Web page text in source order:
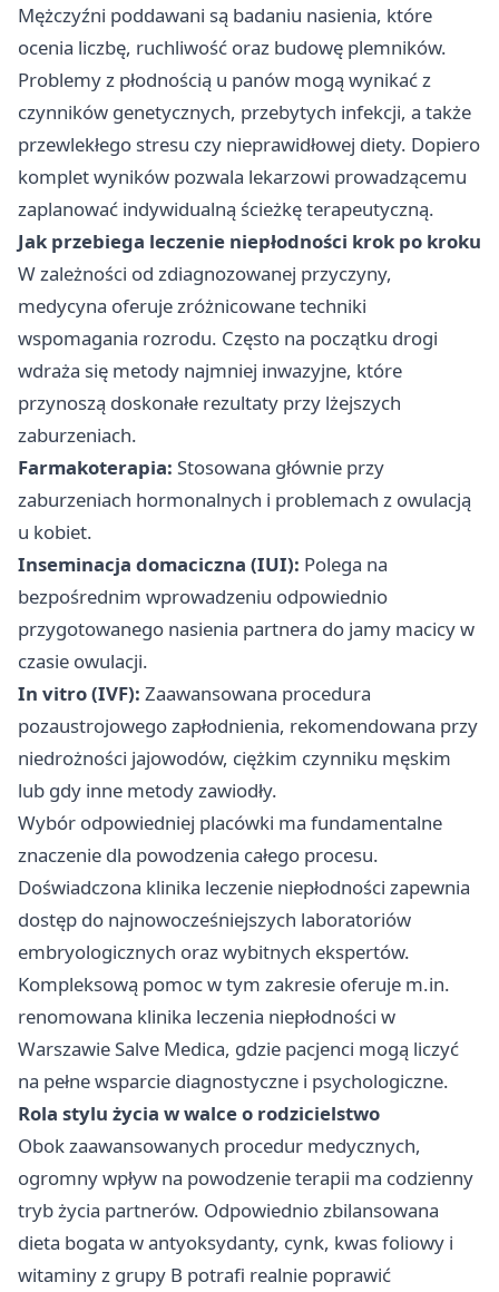
Mężczyźni poddawani są badaniu nasienia, które
ocenia liczbę, ruchliwość oraz budowę plemników.
Problemy z płodnością u panów mogą wynikać z
czynników genetycznych, przebytych infekcji, a także
przewlekłego stresu czy nieprawidłowej diety. Dopiero
komplet wyników pozwala lekarzowi prowadzącemu
zaplanować indywidualną ścieżkę terapeutyczną.
Jak przebiega leczenie niepłodności krok po kroku
W zależności od zdiagnozowanej przyczyny,
medycyna oferuje zróżnicowane techniki
wspomagania rozrodu. Często na początku drogi
wdraża się metody najmniej inwazyjne, które
przynoszą doskonałe rezultaty przy lżejszych
zaburzeniach.
Farmakoterapia: Stosowana głównie przy
zaburzeniach hormonalnych i problemach z owulacją
u kobiet.
Inseminacja domaciczna (IUI): Polega na
bezpośrednim wprowadzeniu odpowiednio
przygotowanego nasienia partnera do jamy macicy w
czasie owulacji.
In vitro (IVF): Zaawansowana procedura
pozaustrojowego zapłodnienia, rekomendowana przy
niedrożności jajowodów, ciężkim czynniku męskim
lub gdy inne metody zawiodły.
Wybór odpowiedniej placówki ma fundamentalne
znaczenie dla powodzenia całego procesu.
Doświadczona klinika leczenie niepłodności zapewnia
dostęp do najnowocześniejszych laboratoriów
embryologicznych oraz wybitnych ekspertów.
Kompleksową pomoc w tym zakresie oferuje m.in.
renomowana klinika leczenia niepłodności w
Warszawie Salve Medica, gdzie pacjenci mogą liczyć
na pełne wsparcie diagnostyczne i psychologiczne.
Rola stylu życia w walce o rodzicielstwo
Obok zaawansowanych procedur medycznych,
ogromny wpływ na powodzenie terapii ma codzienny
tryb życia partnerów. Odpowiednio zbilansowana
dieta bogata w antyoksydanty, cynk, kwas foliowy i
witaminy z grupy B potrafi realnie poprawić